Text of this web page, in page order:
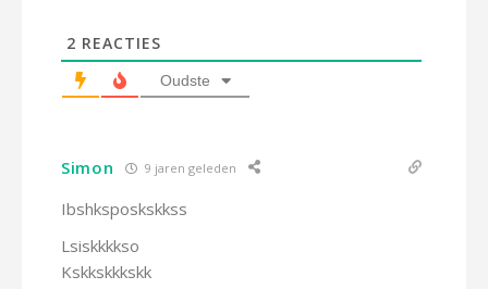
2 REACTIES
Oudste
Simon 9 jaren geleden
Ibshksposkskkss
Lsiskkkkso
Kskkskkkskk